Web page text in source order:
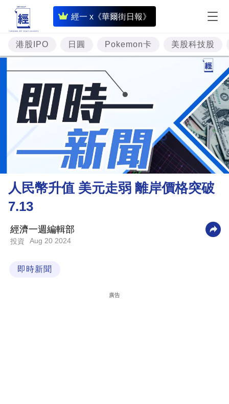
經一 x《華爾街日報》
即
時
財
經
專
題
投
資
樓
市
財
業
科
港股IPO 日圓 Pokemon卡 美股科技股
人民幣升值 美元走弱 離岸價格突破
7.13
經濟一週編輯部
投資 Aug 20 2024
即時新聞
廣告